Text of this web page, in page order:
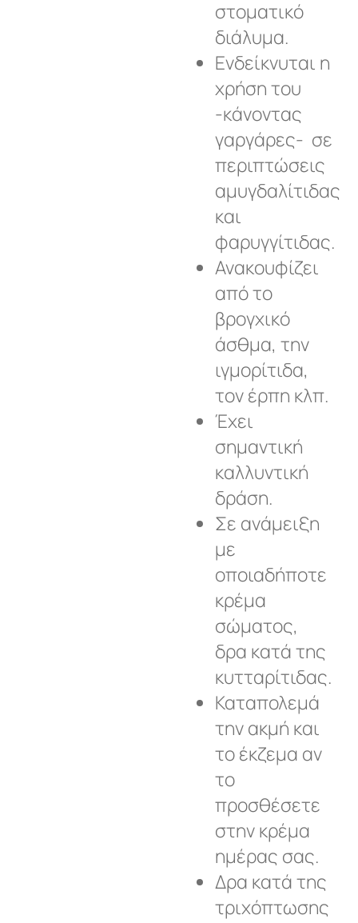
στοματικό
διάλυμα.
Ενδείκνυται η
χρήση του
-κάνοντας
γαργάρες- σε
περιπτώσεις
αμυγδαλίτιδας
και
φαρυγγίτιδας.
Ανακουφίζει
από το
βρογχικό
άσθμα, την
ιγμορίτιδα,
τον έρπη κλπ.
Έχει
σημαντική
καλλυντική
δράση.
Σε ανάμειξη
με
οποιαδήποτε
κρέμα
σώματος,
δρα κατά της
κυτταρίτιδας.
Καταπολεμά
την ακμή και
το έκζεμα αν
το
προσθέσετε
στην κρέμα
ημέρας σας.
Δρα κατά της
τριχόπτωσης